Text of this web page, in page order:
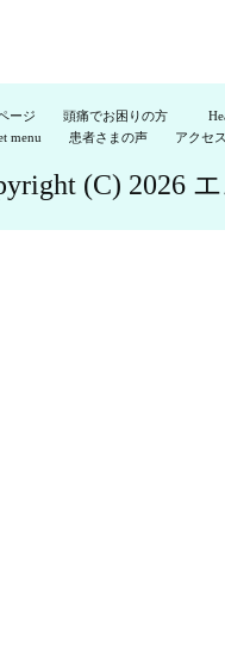
ージ 頭痛でお困りの方
menu
患者さまの声 アクセ
(C) 2026